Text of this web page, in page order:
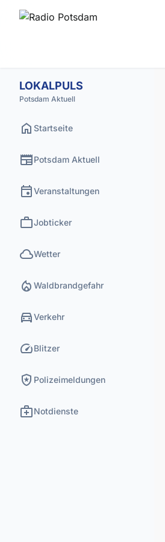
LOKALPULS
Potsdam Aktuell
home Startseite
newspaperPotsdam Aktuell
eventVeranstaltungen
workJobticker
cloudWetter
local_fire_department Waldbrandgefahr
directions_carVerkehr
speedBlitzer
local_police Polizeimeldungen
medical_servicesNotdienste